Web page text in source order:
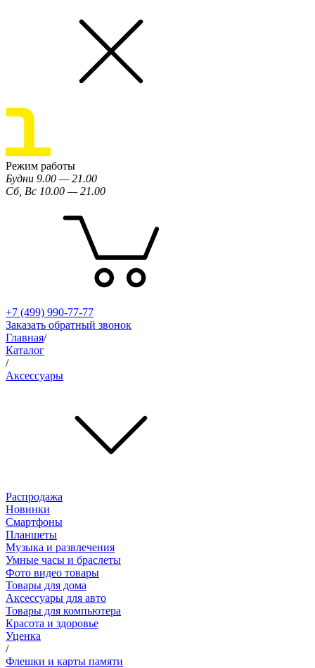
Режим работы
Будни 9.00 — 21.00
Сб, Вс 10.00 — 21.00
+7 (499) 990-77-77
Заказать обратный звонок
Главная/
Каталог
/
Аксессуары
Распродажа
Новинки
Смартфоны
Планшеты
Музыка и развлечения
Умные часы и браслеты
Фото видео товары
Товары для дома
Аксессуары для авто
Товары для компьютера
Красота и здоровье
Уценка
/
Флешки и карты памяти